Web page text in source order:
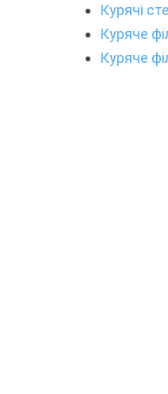
Курячі
Куряче
Куряче